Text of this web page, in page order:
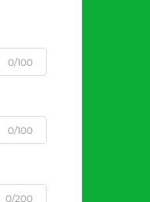
0/100
0/100
0/200